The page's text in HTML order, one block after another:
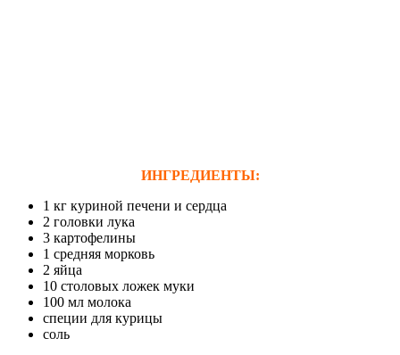
ИНГРЕДИЕНТЫ:
1 кг куриной печени и сердца
2 головки лука
3 картофелины
1 средняя морковь
2 яйца
10 столовых ложек муки
100 мл молока
специи для курицы
соль